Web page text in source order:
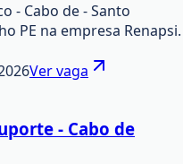
- Cabo de - Santo
PE na empresa Renapsi.
Ver vaga
- Cabo de